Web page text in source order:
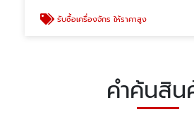
รับซื้อเครื่องจักร ให้ราคาสูง
คำค้นสิน